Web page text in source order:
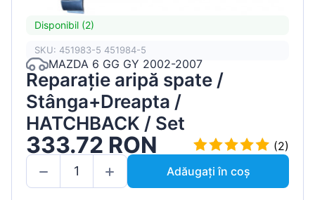
Disponibil (2)
SKU: 451983-5 451984-5
MAZDA 6 GG GY 2002-2007
Reparație aripă spate /
Stânga+Dreapta /
HATCHBACK / Set
333.72 RON
(2)
Adăugați în coș